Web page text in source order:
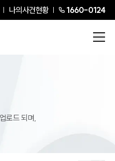
나의사건현황 1660-0124
로드 되며,